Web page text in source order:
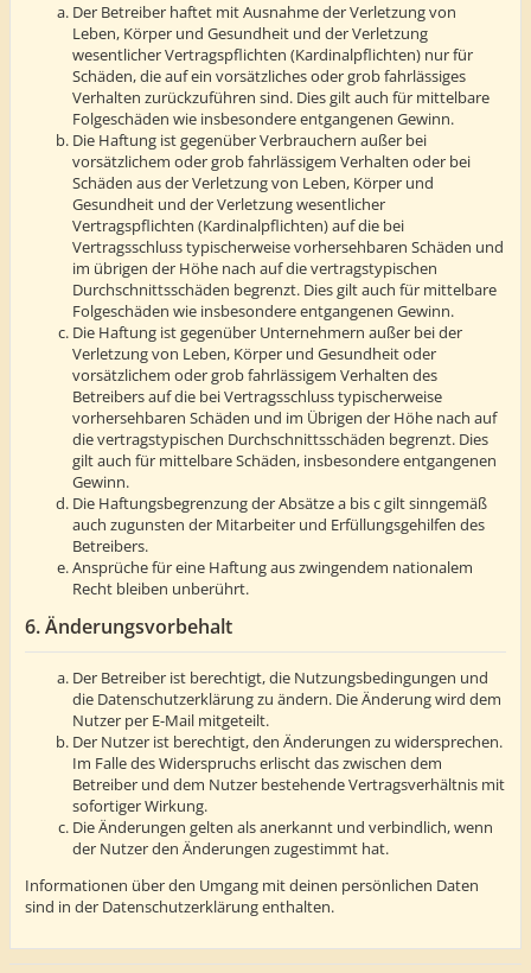
Der Betreiber haftet mit Ausnahme der Verletzung von
Leben, Körper und Gesundheit und der Verletzung
wesentlicher Vertragspflichten (Kardinalpflichten) nur für
Schäden, die auf ein vorsätzliches oder grob fahrlässiges
Verhalten zurückzuführen sind. Dies gilt auch für mittelbare
Folgeschäden wie insbesondere entgangenen Gewinn.
Die Haftung ist gegenüber Verbrauchern außer bei
vorsätzlichem oder grob fahrlässigem Verhalten oder bei
Schäden aus der Verletzung von Leben, Körper und
Gesundheit und der Verletzung wesentlicher
Vertragspflichten (Kardinalpflichten) auf die bei
Vertragsschluss typischerweise vorhersehbaren Schäden und
im übrigen der Höhe nach auf die vertragstypischen
Durchschnittsschäden begrenzt. Dies gilt auch für mittelbare
Folgeschäden wie insbesondere entgangenen Gewinn.
Die Haftung ist gegenüber Unternehmern außer bei der
Verletzung von Leben, Körper und Gesundheit oder
vorsätzlichem oder grob fahrlässigem Verhalten des
Betreibers auf die bei Vertragsschluss typischerweise
vorhersehbaren Schäden und im Übrigen der Höhe nach auf
die vertragstypischen Durchschnittsschäden begrenzt. Dies
gilt auch für mittelbare Schäden, insbesondere entgangenen
Gewinn.
Die Haftungsbegrenzung der Absätze a bis c gilt sinngemäß
auch zugunsten der Mitarbeiter und Erfüllungsgehilfen des
Betreibers.
Ansprüche für eine Haftung aus zwingendem nationalem
Recht bleiben unberührt.
6. Änderungsvorbehalt
Der Betreiber ist berechtigt, die Nutzungsbedingungen und
die Datenschutzerklärung zu ändern. Die Änderung wird dem
Nutzer per E-Mail mitgeteilt.
Der Nutzer ist berechtigt, den Änderungen zu widersprechen.
Im Falle des Widerspruchs erlischt das zwischen dem
Betreiber und dem Nutzer bestehende Vertragsverhältnis mit
sofortiger Wirkung.
Die Änderungen gelten als anerkannt und verbindlich, wenn
der Nutzer den Änderungen zugestimmt hat.
Informationen über den Umgang mit deinen persönlichen Daten
sind in der Datenschutzerklärung enthalten.